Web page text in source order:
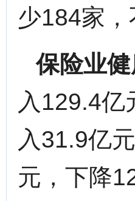
少184家
保险业健
入129.4亿
入31.9亿
元，下降